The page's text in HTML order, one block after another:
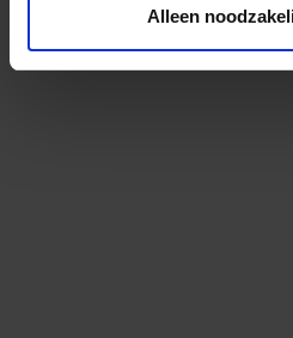
Alleen